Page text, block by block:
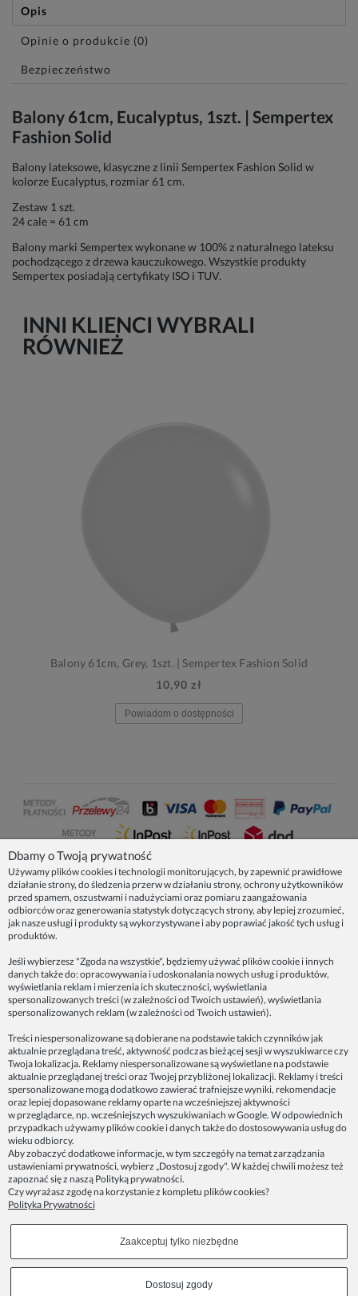
Opis
Opinie o produkcie (0)
Bezpieczeństwo
Balony 61cm, Eucalyptus, 1szt. | Sempertex
Fashion Solid
Balony lateksowe, klasyczne z linii Sempertex Fashion Solid w
kolorze Eucalyptus, rozmiar 61 cm.
Zestaw 1 szt.
24 cale = 61 cm
Balony marki Sempertex wykonane w 100% z naturalnego lateksu
pochodzącego z drzewa kauczukowego. Wszystkie produkty
Sempertex posiadają certyfikaty ISO i TUV.
INNI KLIENCI WYBRALI
RÓWNIEŻ
Balony 61cm, Grey, 1szt. | Sempertex Fashion Solid
10,90 zł
Powiadom o dostępności
NASZE PRODUKTY
INFORMACJE
ZAINSPIRUJ SIĘ!
Dane firmy:
Spoko Motyw, Małgorzata Nowak-Staszak
ul. Skowronia 3D/4, 30-650 Kraków
NIP 7343314687
telefon: 512821491
e-mail:kontakt@spoko-motyw.pl
konto do wpłat przelewem:
92 1140 2004 0000 3202 7758 0405
Punkt odbioru zamówień:
Pracownia Spoko Motyw
budynku), 30-415 Kraków
Dołącz do nas w mediach społecznościowych!
Dbamy o Twoją prywatność
Używamy plików cookies i technologii monitorujących, by zapewnić prawidłowe
działanie strony, do śledzenia przerw w działaniu strony, ochrony użytkowników
przed spamem, oszustwami i nadużyciami oraz pomiaru zaangażowania
odbiorców oraz generowania statystyk dotyczących strony, aby lepiej zrozumieć,
jak nasze usługi i produkty są wykorzystywane i aby poprawiać jakość tych usług i
produktów.
Jeśli wybierzesz "Zgoda na wszystkie", będziemy używać plików cookie i innych
danych także do: opracowywania i udoskonalania nowych usług i produktów,
wyświetlania reklam i mierzenia ich skuteczności, wyświetlania
spersonalizowanych treści (w zależności od Twoich ustawień), wyświetlania
spersonalizowanych reklam (w zależności od Twoich ustawień).
Treści niespersonalizowane są dobierane na podstawie takich czynników jak
aktualnie przeglądana treść, aktywność podczas bieżącej sesji w wyszukiwarce czy
Twoja lokalizacja. Reklamy niespersonalizowane są wyświetlane na podstawie
aktualnie przeglądanej treści oraz Twojej przybliżonej lokalizacji. Reklamy i treści
spersonalizowane mogą dodatkowo zawierać trafniejsze wyniki, rekomendacje
oraz lepiej dopasowane reklamy oparte na wcześniejszej aktywności
w przeglądarce, np. wcześniejszych wyszukiwaniach w Google. W odpowiednich
przypadkach używamy plików cookie i danych także do dostosowywania usług do
wieku odbiorcy.
Aby zobaczyć dodatkowe informacje, w tym szczegóły na temat zarządzania
ustawieniami prywatności, wybierz „Dostosuj zgody". W każdej chwili możesz też
zapoznać się z naszą Polityką prywatności.
Czy wyrażasz zgodę na korzystanie z kompletu plików cookies?
Polityka Prywatności
Zaakceptuj tylko niezbędne
Dostosuj zgody